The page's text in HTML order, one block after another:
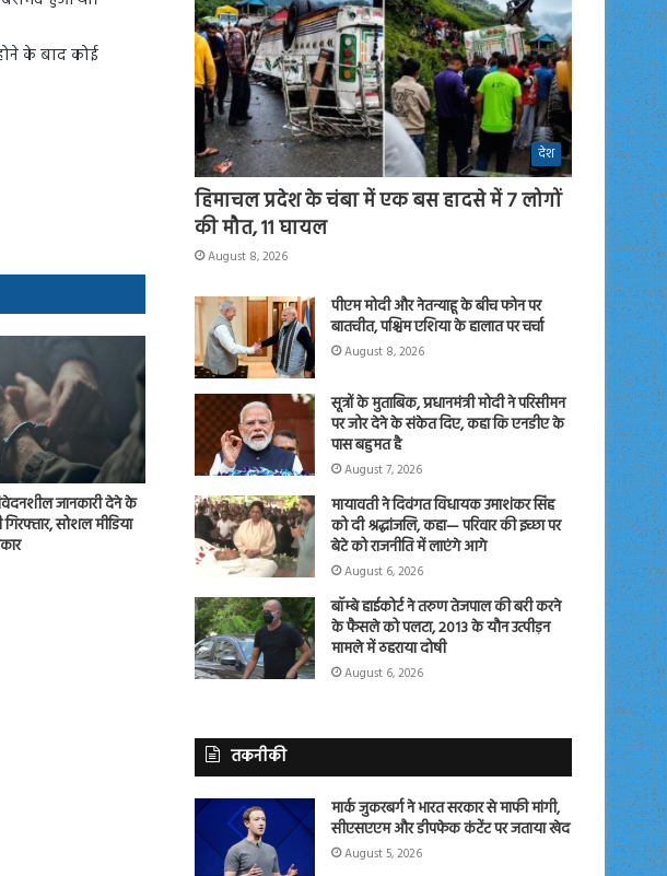
के बाद कोई
जानकारी देने के
सोशल मीडिया
देश
हिमाचल प्रदेश के चंबा में एक बस हादसे में 7 लोगों
की मौत, 11 घायल
August 8, 2026
पीएम मोदी और नेतन्याहू के बीच फोन पर
बातचीत, पश्चिम एशिया के हालात पर चर्चा
August 8, 2026
सूत्रों के मुताबिक, प्रधानमंत्री मोदी ने परिसीमन
पर जोर देने के संकेत दिए, कहा कि एनडीए के
पास बहुमत है
August 7, 2026
मायावती ने दिवंगत विधायक उमाशंकर सिंह
को दी श्रद्धांजलि, कहा— परिवार की इच्छा पर
बेटे को राजनीति में लाएंगे आगे
August 6, 2026
बॉम्बे हाईकोर्ट ने तरुण तेजपाल की बरी करने
के फैसले को पलटा, 2013 के यौन उत्पीड़न
मामले में ठहराया दोषी
August 6, 2026
तकनीकी
मार्क जुकरबर्ग ने भारत सरकार से माफी मांगी,
सीएसएएम और डीपफेक कंटेंट पर जताया खेद
August 5, 2026